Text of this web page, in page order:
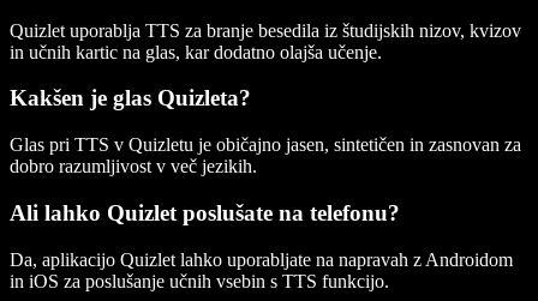
Quizlet uporablja TTS za branje besedila iz študijskih nizov, kvizov
in učnih kartic na glas, kar dodatno olajša učenje.
Kakšen je glas Quizleta?
Glas pri TTS v Quizletu je običajno jasen, sintetičen in zasnovan za
dobro razumljivost v več jezikih.
Ali lahko Quizlet poslušate na telefonu?
Da, aplikacijo Quizlet lahko uporabljate na napravah z Androidom
in iOS za poslušanje učnih vsebin s TTS funkcijo.